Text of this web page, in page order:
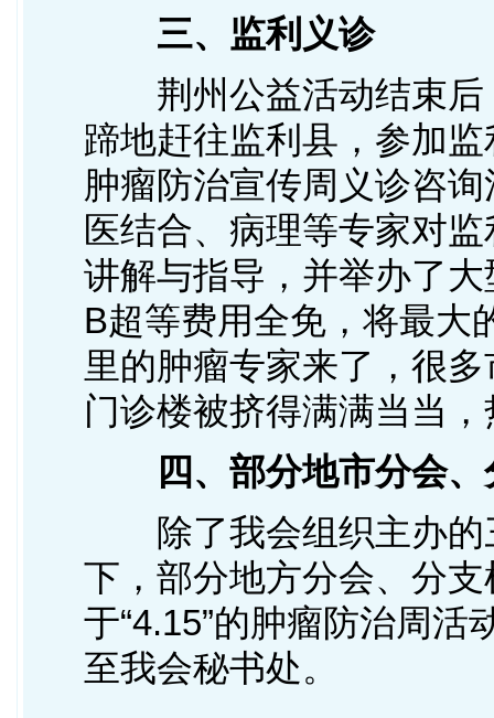
三、监利义诊
荆州公益活动结束后
蹄地赶往监利县，参加
肿瘤防治宣传周义诊咨
医结合、病理等专家对
讲解与指导，并举办了
B超等费用全免，将最大
里的肿瘤专家来了，很
门诊楼被挤得满满当当
四、部分地市分会、
除了我会组织主办的
下，部分地方分会、分
于“4.15”的肿瘤防治周
至我会秘书处。